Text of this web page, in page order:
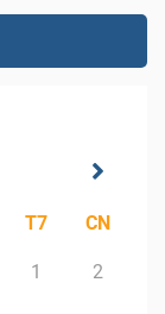
T7 CN
1 2